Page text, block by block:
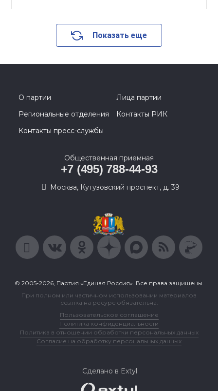
Показать еще
О партии
Лица партии
Региональные отделения
Контакты РИК
Контакты пресс-службы
Общественная приемная
+7 (495) 788-44-93
Москва, Кутузовский проспект, д. 39
© 2005-2026, Партия «Единая Россия». Все права защищены.
При полном или частичном использовании материалов
ссылка на ресурс обязательна.
Пользовательское соглашение
Политика конфиденциальности
Политика в отношении обработки персональных данных
Согласие на обработку персональных данных
Сделано в Extyl